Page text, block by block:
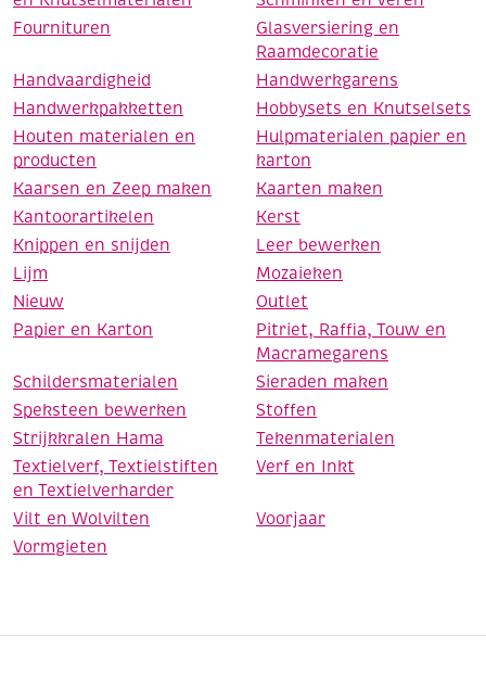
Fournituren
Glasversiering en
Raamdecoratie
Handvaardigheid
Handwerkgarens
Handwerkpakketten
Hobbysets en Knutselsets
Houten materialen en
producten
Hulpmaterialen papier en
karton
Kaarsen en Zeep maken
Kaarten maken
Kantoorartikelen
Kerst
Knippen en snijden
Leer bewerken
Lijm
Mozaieken
Nieuw
Outlet
Papier en Karton
Pitriet, Raffia, Touw en
Macramegarens
Schildersmaterialen
Sieraden maken
Speksteen bewerken
Stoffen
Strijkkralen Hama
Tekenmaterialen
Textielverf, Textielstiften
en Textielverharder
Verf en Inkt
Vilt en Wolvilten
Voorjaar
Vormgieten